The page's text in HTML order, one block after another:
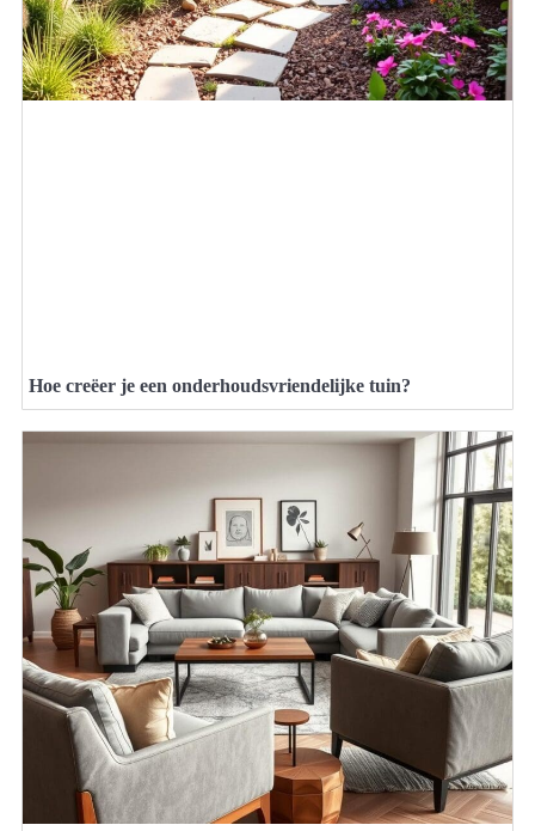
Hoe creëer je een onderhoudsvriendelijke tuin?